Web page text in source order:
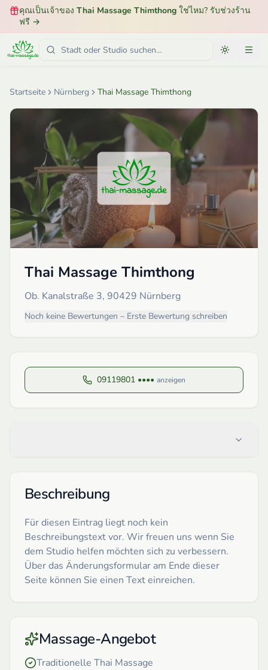
คุณเป็นเจ้าของ Thai Massage Thimthong ใช่ไหม? รับช่วงร้าน
ฟรี →
Startseite Nürnberg Thai Massage Thimthong
Thai Massage Thimthong
Ob. Kanalstraße 3, 90429 Nürnberg
Noch keine Bewertungen – Erste Bewertung schreiben
09119801 •••• anzeigen
Beschreibung
Für diesen Eintrag liegt noch kein
Beschreibungstext vor. Wir freuen uns wenn Sie
dem Studio helfen möchten sich zu verbessern.
Über das Änderungsformular am Ende dieser
Seite können Sie einen Text einreichen.
Massage-Angebot
Traditionelle Thai Massage